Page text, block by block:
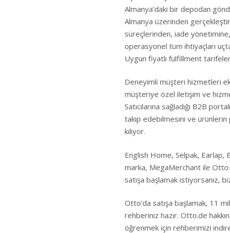
Almanya’daki bir depodan
Almanya üzerinden
süreçlerinden, iade
operasyonel tüm ihtiyaçları
Uygun fiyatlı fulfillment
Deneyimli müşteri hizmetleri
müşteriye özel iletişim ve
Satıcılarına sağladığı B2B
takip edebilmesini ve ürünlerin
kılıyor.
English Home, Selpak,
marka, MegaMerchant ile
satışa başlamak istiyorsanız,
Otto’da satışa başlamak, 11
rehberiniz hazır. Otto.de
öğrenmek için rehberimizi